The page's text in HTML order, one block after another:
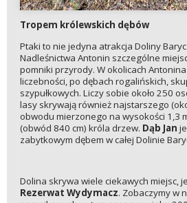
Tropem królewskich dębów
Ptaki to nie jedyna atrakcja Doliny
Nadleśnictwa Antonin szczególne
pomniki przyrody. W okolicach
liczebności, po dębach rogalińskich,
szypułkowych. Liczy sobie około 250
lasy skrywają również najstarszego
obwodu mierzonego na wysokości 1,3
(obwód 840 cm) króla drzew. Dąb Jan
zabytkowym dębem w całej Dolinie
Dolina skrywa wiele ciekawych miejsc,
Rezerwat Wydymacz. Zobaczymy w